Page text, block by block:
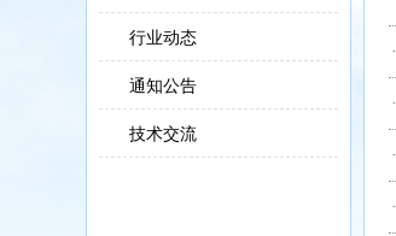
行业动态
通知公告
技术交流
·
·
·
·